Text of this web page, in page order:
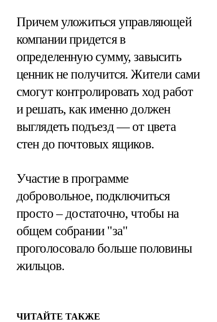
Причем уложиться управляющей
компании придется в
определенную сумму, завысить
ценник не получится. Жители сами
смогут контролировать ход работ
и решать, как именно должен
выглядеть подъезд — от цвета
стен до почтовых ящиков.
Участие в программе
добровольное, подключиться
просто – достаточно, чтобы на
общем собрании "за"
проголосовало больше половины
жильцов.
ЧИТАЙТЕ ТАКЖЕ